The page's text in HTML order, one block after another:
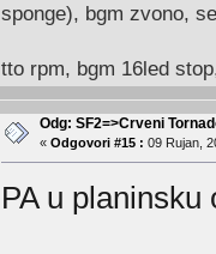
sponge), bgm zvono,
tto rpm, bgm 16led
Odg: SF2=>Crveni
« Odgovori #15 : 09 Rujan,
PA u